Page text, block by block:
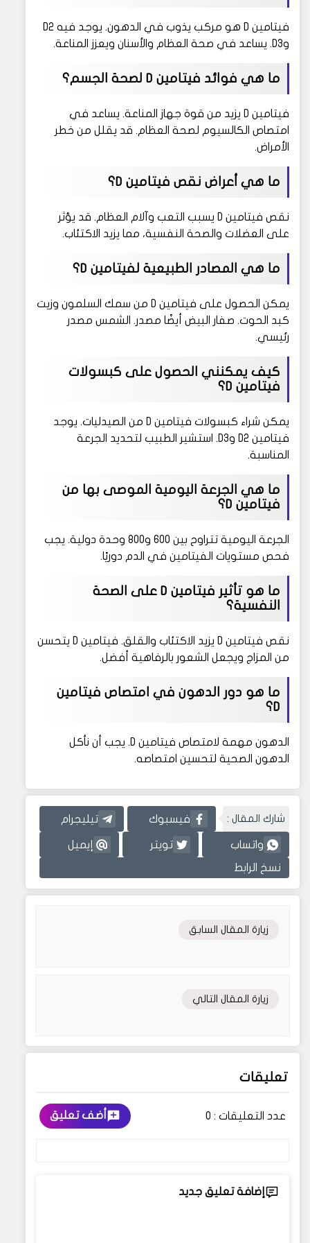
فيتامين D هو مركب يذوب في الدهون. يوجد فيه D2
وD3. يساعد في صحة العظام والأسنان ويعزز المناعة.
ما هي فوائد فيتامين D لصحة الجسم؟
فيتامين D يزيد من قوة جهاز المناعة. يساعد في
امتصاص الكالسيوم لصحة العظام. قد يقلل من خطر
الأمراض.
ما هي أعراض نقص فيتامين D؟
نقص فيتامين D يسبب التعب وآلام العظام. قد يؤثر
على العضلات والصحة النفسية، مما يزيد الاكتئاب.
ما هي المصادر الطبيعية لفيتامين D؟
يمكن الحصول على فيتامين D من سمك السلمون وزيت
كبد الحوت. صفار البيض أيضًا مصدر. الشمس مصدر
رئيسي.
كيف يمكنني الحصول على كبسولات
فيتامين D؟
يمكن شراء كبسولات فيتامين D من الصيدليات. يوجد
فيتامين D2 وD3. استشير الطبيب لتحديد الجرعة
المناسبة.
ما هي الجرعة اليومية الموصى بها من
فيتامين D؟
الجرعة اليومية تتراوح بين 600 و800 وحدة دولية. يجب
فحص مستويات الفيتامين في الدم دوريًا.
ما هو تأثير فيتامين D على الصحة
النفسية؟
نقص فيتامين D يزيد الاكتئاب والقلق. فيتامين D يتحسن
من المزاج ويجعل الشعور بالرفاهية أفضل.
ما هو دور الدهون في امتصاص فيتامين
D؟
الدهون مهمة لامتصاص فيتامين D. يجب أن نأكل
الدهون الصحية لتحسين امتصاصه.
شارك المقال : فيسبوك تيليجرام
واتساب تويتر إيميل
نسخ الرابط
زيارة المقال السابق
زيارة المقال التالي
تعليقات
عدد التعليقات : 0 أضف تعليق
إضافة تعليق جديد